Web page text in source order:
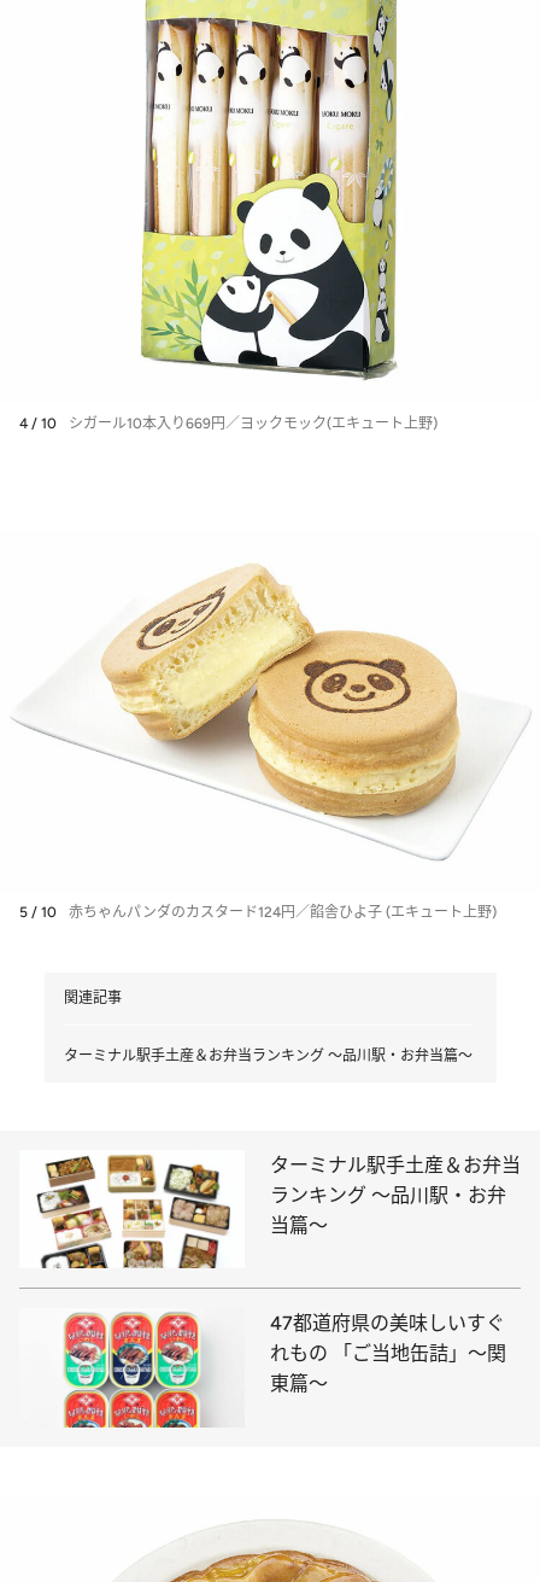
4 / 10 シガール10本入り669円／ヨックモック(エキュート上野)
5 / 10 赤ちゃんパンダのカスタード124円／餡舎ひよ子 (エキュート上野)
関連記事
ターミナル駅手土産＆お弁当ランキング ～品川駅・お弁当篇～
ターミナル駅手土産＆お弁当
ランキング ～品川駅・お弁
当篇～
47都道府県の美味しいすぐ
れもの 「ご当地缶詰」～関
東篇～